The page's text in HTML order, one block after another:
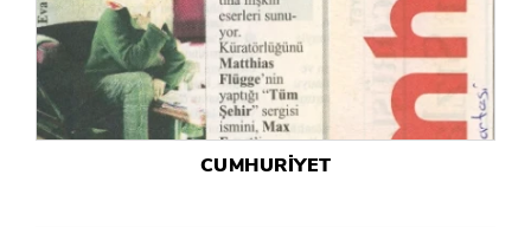
CUMHURİYET